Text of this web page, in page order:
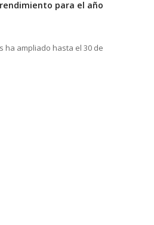
para el año
ha ampliado hasta el 30 de